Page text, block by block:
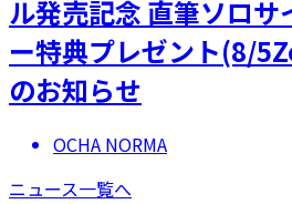
ル発売記念 直筆ソロサ
ー特典プレゼント(8/
のお知らせ
OCHA NORMA
ニュース一覧へ